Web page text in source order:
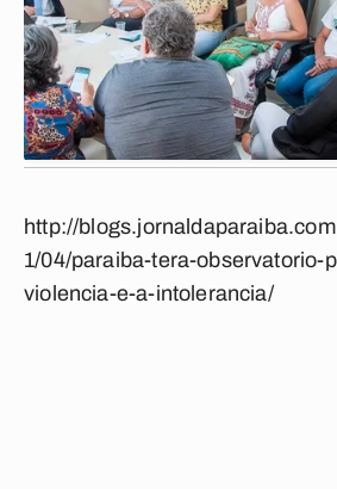
http://
1/04/paraiba-tera-observatorio-
violencia-e-a-intolerancia/